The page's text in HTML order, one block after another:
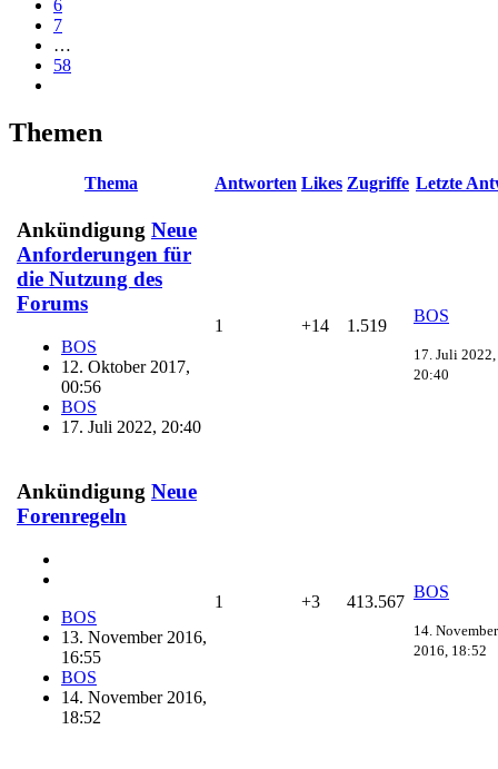
6
7
…
58
Themen
Thema Antworten Likes Zugriffe Letzte
Ankündigung Neue
Anforderungen für
die Nutzung des
Forums
BOS
12. Oktober 2017,
00:56
BOS
17. Juli 2022, 20:40
1 +14 1.519
BOS
17. Juli 2022,
20:40
Ankündigung Neue
Forenregeln
BOS
13. November 2016,
16:55
BOS
14. November 2016,
18:52
1 +3 413.567
BOS
14. November
2016, 18:52